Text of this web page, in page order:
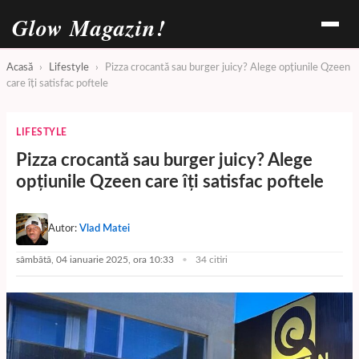
Glow Magazin!
Acasă › Lifestyle ›
Pizza crocantă sau burger juicy? Alege opțiunile Qzeen
care îți satisfac poftele
LIFESTYLE
Pizza crocantă sau burger juicy? Alege
opțiunile Qzeen care îți satisfac poftele
Autor: Vlad Matei
sâmbătă, 04 ianuarie 2025, ora 10:33 34 citiri